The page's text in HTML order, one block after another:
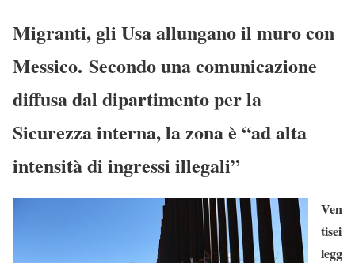
Migranti, gli Usa allungano il muro con
Messico. Secondo una comunicazione
diffusa dal dipartimento per la
Sicurezza interna, la zona è “ad alta
intensità di ingressi illegali”
Ven
tisei
legg